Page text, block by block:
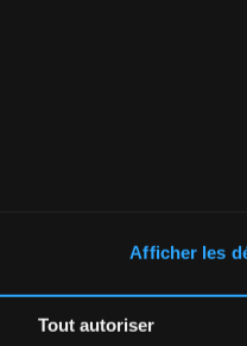
Afficher les
Tout autoriser